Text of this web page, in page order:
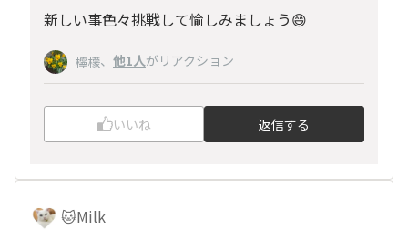
新しい事色々挑戦して愉しみましょう😄
檸檬、 他1人がリアクション
いいね 返信する
🐱Milk